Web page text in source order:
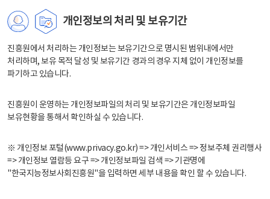
개인정보의 처리 및 보유기간
진흥원에서 처리하는 개인정보는 보유기간으로 명시된 범위내에서만
처리하며, 보유 목적 달성 및 보유기간 경과의 경우 지체 없이 개인정보를
파기하고 있습니다.
진흥원이 운영하는 개인정보파일의 처리 및 보유기간은 개인정보파일
보유현황을 통해서 확인하실 수 있습니다.
※ 개인정보 포털(www.privacy.go.kr) => 개인서비스 => 정보주체 권리행사
=> 개인정보 열람등 요구 => 개인정보파일 검색 => 기관명에
"한국지능정보사회진흥원"을 입력하면 세부 내용을 확인 할 수 있습니다.